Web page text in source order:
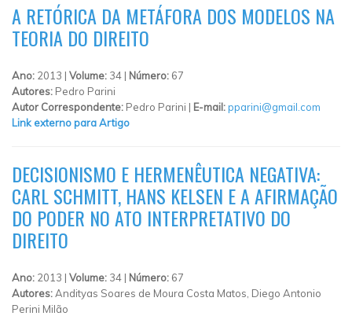
A RETÓRICA DA METÁFORA DOS MODELOS NA
TEORIA DO DIREITO
Ano: 2013 | Volume: 34 | Número: 67
Autores: Pedro Parini
Autor Correspondente: Pedro Parini | E-mail:pparini@gmail.com
Link externo para Artigo
DECISIONISMO E HERMENÊUTICA NEGATIVA:
CARL SCHMITT, HANS KELSEN E A AFIRMAÇÃO
DO PODER NO ATO INTERPRETATIVO DO
DIREITO
Ano: 2013 | Volume: 34 | Número: 67
Autores:Andityas Soares de Moura Costa Matos, Diego Antonio
Perini Milão